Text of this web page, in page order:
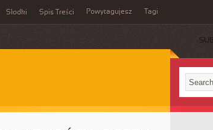
Słodki Spis Treści Powytagujesz Tagi